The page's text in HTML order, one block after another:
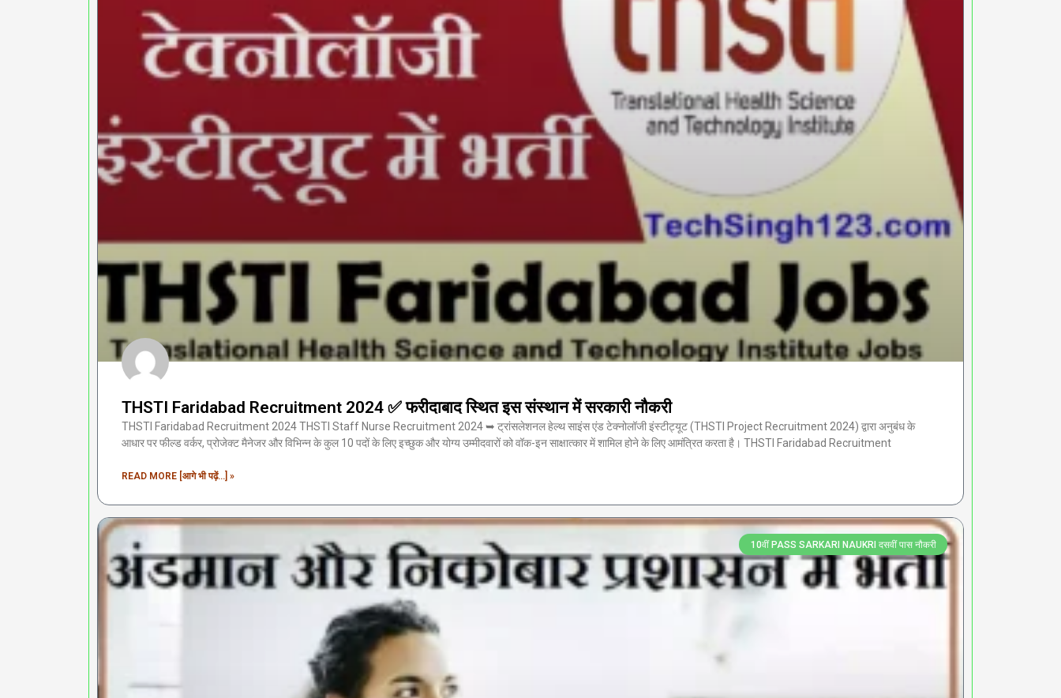
THSTI Faridabad Recruitment 2024 ✅ फरीदाबाद स्थित इस संस्थान में सरकारी नौकरी
THSTI Faridabad Recruitment 2024 THSTI Staff Nurse Recruitment 2024 ➥ ट्रांसलेशनल हेल्थ साइंस एंड टेक्नोलॉजी इंस्टीट्यूट (THSTI Project Recruitment 2024) द्वारा अनुबंध के
आधार पर फील्ड वर्कर, प्रोजेक्ट मैनेजर और विभिन्न के कुल 10 पदों के लिए इच्छुक और योग्य उम्मीदवारों को वॉक-इन साक्षात्कार में शामिल होने के लिए आमंत्रित करता है। THSTI Faridabad Recruitment
READ MORE [आगे भी पढ़ें...] »
10वीं PASS SARKARI NAUKRI दसवीं पास नौकरी